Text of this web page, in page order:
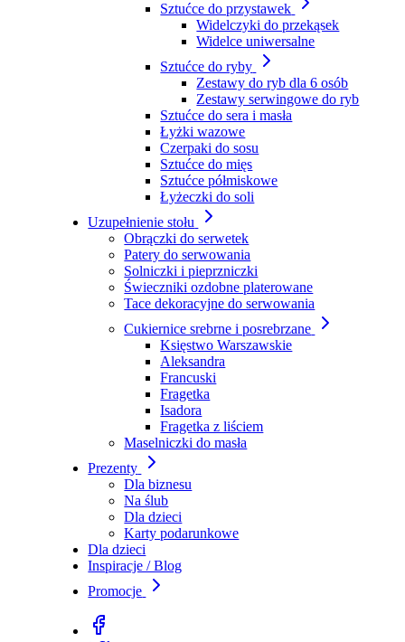
Sztućce do przystawek
Widelczyki do przekąsek
Widelce uniwersalne
Sztućce do ryby
Zestawy do ryb dla 6 osób
Zestawy serwingowe do ryb
Sztućce do sera i masła
Łyżki wazowe
Czerpaki do sosu
Sztućce do mięs
Sztućce półmiskowe
Łyżeczki do soli
Uzupełnienie stołu
Obrączki do serwetek
Patery do serwowania
Solniczki i pieprzniczki
Świeczniki ozdobne platerowane
Tace dekoracyjne do serwowania
Cukiernice srebrne i posrebrzane
Księstwo Warszawskie
Aleksandra
Francuski
Fragetka
Isadora
Fragetka z liściem
Maselniczki do masła
Prezenty
Dla biznesu
Na ślub
Dla dzieci
Karty podarunkowe
Dla dzieci
Inspiracje / Blog
Promocje